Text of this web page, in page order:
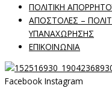
ΠΟΛΙΤΙΚΗ
ΑΠΟΣΤΟΛΕΣ –
ΥΠΑΝΑΧΩΡΗΣΗΣ
ΕΠΙΚΟΙΝΩΝΙΑ
Facebook Instagram